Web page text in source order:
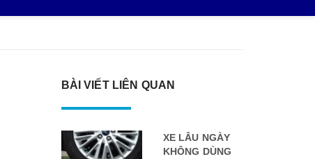
BÀI VIẾT LIÊN QUAN
XE LÂU NGÀY
KHÔNG DÙNG